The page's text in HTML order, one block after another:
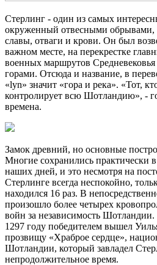
Стерлинг - один из самых
окруженный отвесными
славы, отваги и крови. Он был
важном месте, на перекрестке
военных маршрутов
горами. Отсюда и название, в
«lyn» значит «гора и река». «Тот,
контролирует всю Шотландию», -
времена.
Замок древний, но основные
Многие сохранились практически
наших дней, и это несмотря на
Стерлинге всегда неспокойно,
находился 16 раз. В
произошло более четырех
войн за независимость
1297 году победителем вышел
прозвищу «Храброе сердце»,
Шотландии, который завладел
непродолжительное время.